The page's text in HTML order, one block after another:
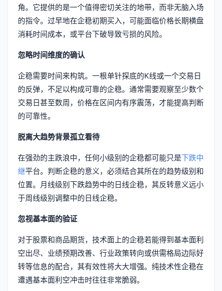
角。它提供的是一个值得密切关注的地带，而非无脑入场
的指令。过早地在企稳初期买入，可能面临价格长期横盘
消耗时间成本，或平台下破导致亏损的风险。
忽略时间维度的确认
企稳需要时间来构筑。一根单针探底的K线或一个交易日
的反弹，不足以构成可靠的企稳。通常需要观察至少数个
交易日甚至数周，价格在区间内有序震荡，才能提高判断
的可靠性。
脱离大趋势背景孤立看待
在强劲的主跌浪中，任何小级别的企稳都可能只是下跌中
继平台。判断企稳的意义，必须结合其所在的趋势级别和
位置。月线级别下跌趋势中的日线企稳，其反转意义远小
于周线级别调整中的日线企稳。
忽视基本面的验证
对于股票和商品期货，技术面上的企稳若能得到基本面利
空出尽、业绩预期改善、行业政策转向或供需格局边际好
转等信息的配合，其有效性将大大增强。纯技术性企稳在
遭遇基本面利空冲击时往往非常脆弱。